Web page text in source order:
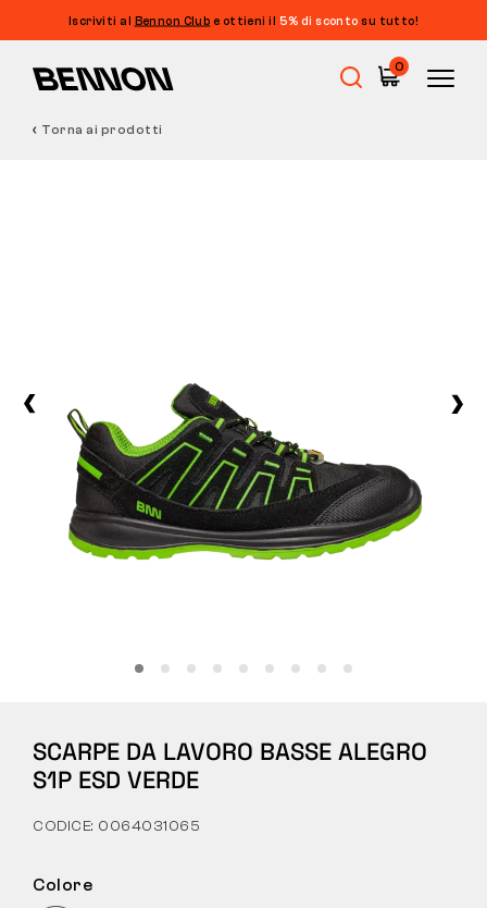
Iscriviti al Bennon Club e ottieni il 5% di sconto su tutto!
0
Calzature casual
Tattiche
CHI SIAMO
Torna ai prodotti
SCARPE DA LAVORO BASSE ALEGRO
S1P ESD VERDE
CODICE: 0064031065
Colore